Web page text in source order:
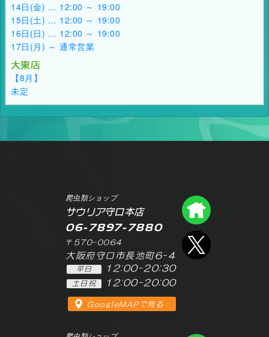
14日(金) … 12:00 ～ 19:00
15日(土) … 12:00 ～ 19:00
16日(日) … 12:00 ～ 19:00
17日(月) ～ 通常営業
大東店
【8月】
未定
爬虫類ショップ
サウリア守口本店
06-7897-7880
〒570-0064
大阪府守口市長池町6-4
平日 12:00-20:30
土日祝 12:00-20:00
GoogleMAPで見る